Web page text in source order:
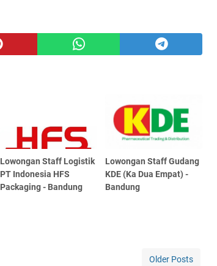
Lowongan Staff Logistik
PT Indonesia HFS
Packaging - Bandung
Lowongan Staff Gudang
KDE (Ka Dua Empat) -
Bandung
Older Posts